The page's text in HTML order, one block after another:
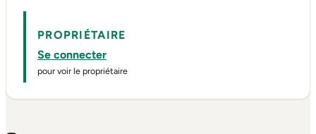
PROPRIÉTAIRE
Se connecter
pour voir le propriétaire